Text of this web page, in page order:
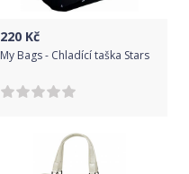
220 Kč
My Bags - Chladící taška Stars